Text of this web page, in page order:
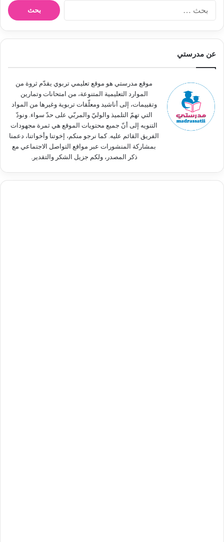
ن
عن مدرستي
موقع مدرستي هو موقع تعليمي تربوي يقدّم ثروة من
الموارد التعليمية المتنوعة، من امتحانات وتمارين
وتقييمات، إلى أناشيد ومعلّقات تربوية وغيرها من المواد
التي تهمّ التلميذ والوليّ والمربّي على حدّ سواء. ونودّ
التنويه إلى أنّ جميع محتويات الموقع هي ثمرة مجهودات
الفريق القائم عليه. كما نرجو منكم، إخوتنا وأخواتنا، دعمنا
بمشاركة المنشورات عبر مواقع التواصل الاجتماعي مع
ذكر المصدر، ولكم جزيل الشكر والتقدير.